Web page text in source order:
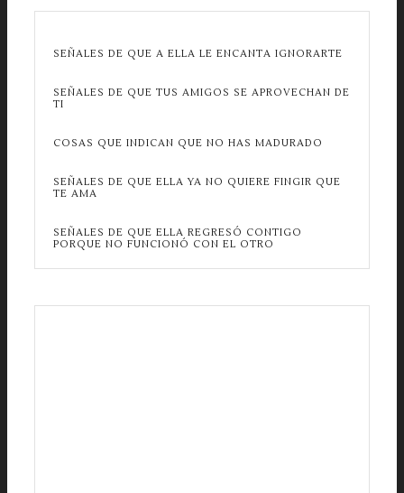
SEÑALES DE QUE A ELLA LE ENCANTA IGNORARTE
SEÑALES DE QUE TUS AMIGOS SE APROVECHAN DE
TI
COSAS QUE INDICAN QUE NO HAS MADURADO
SEÑALES DE QUE ELLA YA NO QUIERE FINGIR QUE
TE AMA
SEÑALES DE QUE ELLA REGRESÓ CONTIGO
PORQUE NO FUNCIONÓ CON EL OTRO